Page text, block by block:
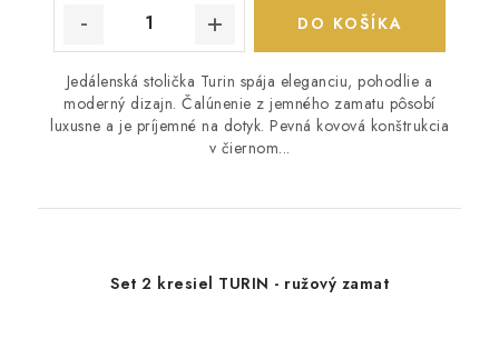
DO KOŠÍKA
Jedálenská stolička Turin spája eleganciu, pohodlie a
moderný dizajn. Čalúnenie z jemného zamatu pôsobí
luxusne a je príjemné na dotyk. Pevná kovová konštrukcia
v čiernom...
Set 2 kresiel TURIN - ružový zamat